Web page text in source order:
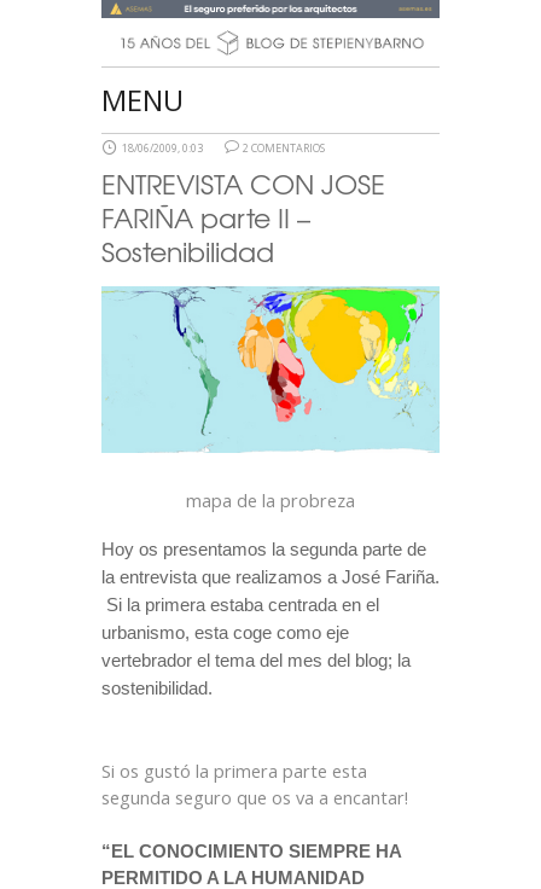
MENU
18/06/2009, 0:03 2 COMENTARIOS
ENTREVISTA CON JOSE
FARIÑA parte II –
Sostenibilidad
mapa de la probreza
Hoy os presentamos la segunda parte de
la entrevista que realizamos a José Fariña.
Si la primera estaba centrada en el
urbanismo, esta coge como eje
vertebrador el tema del mes del blog; la
sostenibilidad.
Si os gustó la primera parte esta
segunda seguro que os va a encantar!
“EL CONOCIMIENTO SIEMPRE HA
PERMITIDO A LA HUMANIDAD